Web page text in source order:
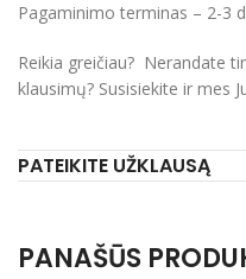
Pagaminimo terminas – 2-3
Reikia greičiau? Nerandate
klausimų? Susisiekite ir mes
PATEIKITE UŽKLAUSĄ
PANAŠŪS